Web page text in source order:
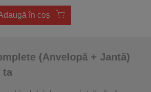
în coș
(Anvelopă + Jantă)
ta